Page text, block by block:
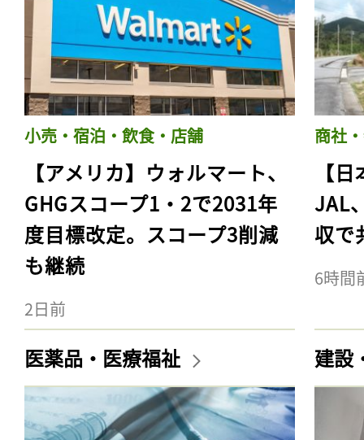
小売・宿泊・飲食・店舗
【アメリカ】ウォルマート、
GHGスコープ1・2で2031年
度目標改定。スコープ3削減
も継続
2日前
商社
【
JAL
収で
6時間
医薬品・医療福祉 建設